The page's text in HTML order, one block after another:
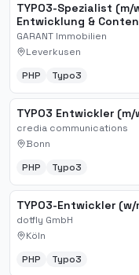
TYPO3-Spezialist
Entwicklung &
GARANT Immobilien
Leverkusen
PHP Typo3
TYPO3 Entwickler
credia communications
Bonn
PHP
Typo3
TYPO3-Entwickler
dotfly GmbH
Köln
PHP
Typo3